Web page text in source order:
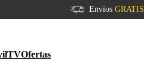
Envíos GRATIS
TVOfertas